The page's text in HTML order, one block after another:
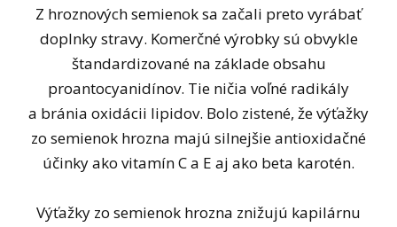
Z hroznových semienok sa začali preto vyrábať
doplnky stravy. Komerčné výrobky sú obvykle
štandardizované na základe obsahu
proantocyanidínov. Tie ničia voľné radikály
a bránia oxidácii lipidov. Bolo zistené, že výťažky
zo semienok hrozna majú silnejšie antioxidačné
účinky ako vitamín C a E aj ako beta karotén.
Výťažky zo semienok hrozna znižujú kapilárnu